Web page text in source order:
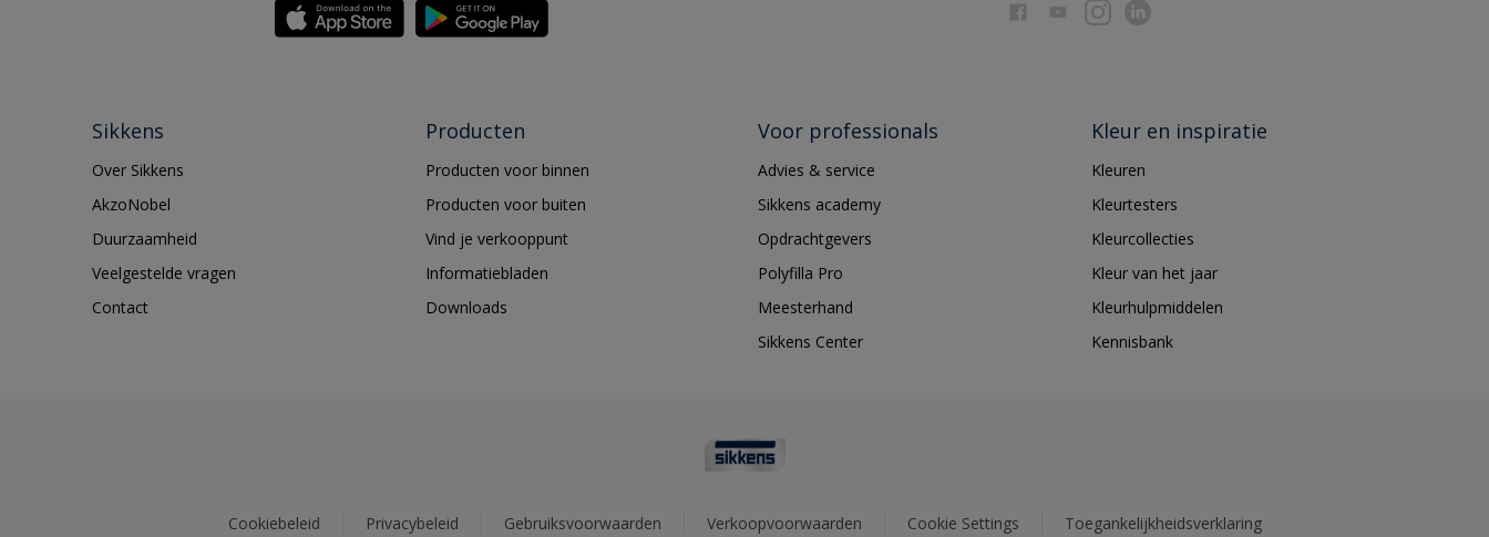
Sikkens
Over Sikkens
AkzoNobel
Duurzaamheid
Veelgestelde vragen
Contact
Producten
Producten voor binnen
Producten voor buiten
Vind je verkooppunt
Informatiebladen
Downloads
Voor professionals
Advies & service
Sikkens academy
Opdrachtgevers
Polyfilla Pro
Meesterhand
Sikkens Center
Kleur en inspiratie
Kleuren
Kleurtesters
Kleurcollecties
Kleur van het jaar
Kleurhulpmiddelen
Kennisbank
Cookiebeleid Privacybeleid Gebruiksvoorwaarden Verkoopvoorwaarden Cookie Settings Toegankelijkheidsverklaring